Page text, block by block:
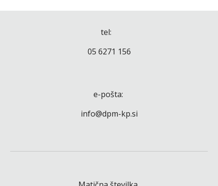
tel:
05 6271 156
e-pošta:
info@dpm-kp.si